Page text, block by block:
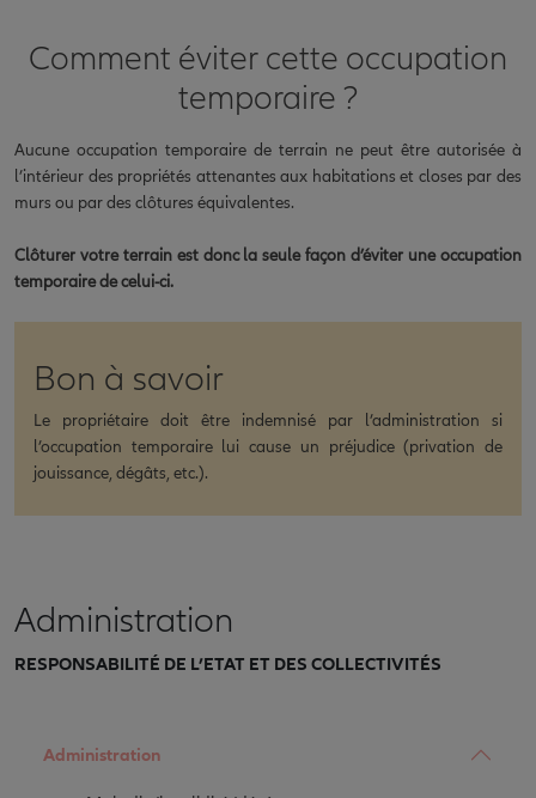
Comment éviter cette occupation
temporaire ?
Aucune occupation temporaire de terrain ne peut être autorisée à
l’intérieur des propriétés attenantes aux habitations et closes par des
murs ou par des clôtures équivalentes.
Clôturer votre terrain est donc la seule façon d’éviter une occupation
temporaire de celui-ci.
Bon à savoir
Le propriétaire doit être indemnisé par l’administration si
l’occupation temporaire lui cause un préjudice (privation de
jouissance, dégâts, etc.).
Administration
RESPONSABILITÉ DE L’ETAT ET DES COLLECTIVITÉS
Administration